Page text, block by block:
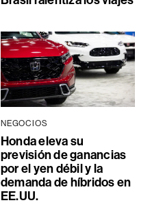
NEGOCIOS
Honda eleva su
previsión de ganancias
por el yen débil y la
demanda de híbridos en
EE.UU.